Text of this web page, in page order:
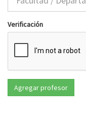
Verificación